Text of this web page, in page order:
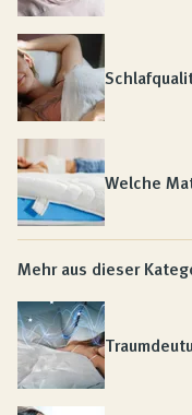
Welche
Mehr aus dieser